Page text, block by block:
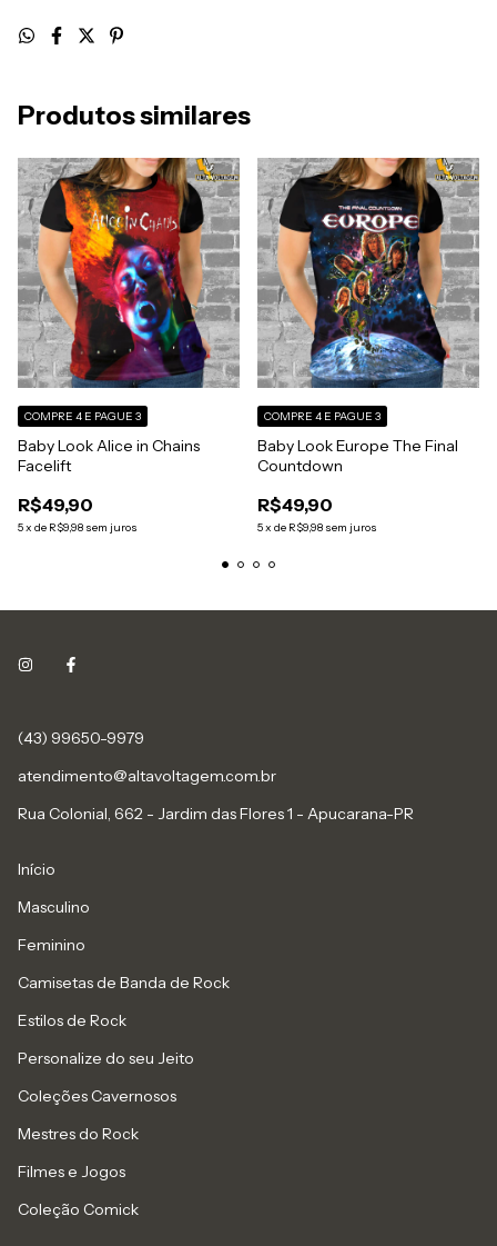
Produtos similares
Baby Look Alice in Chains
Facelift
R$49,90
5x de R$9,98 sem juros
COMPRE 4 E PAGUE 3
Baby Look Europe The Final
Countdown
R$49,90
5x de R$9,98 sem juros
COMPRE 4 E PAGUE 3
(43) 99650-9979
atendimento@altavoltagem.com.br
Rua Colonial, 662 - Jardim das Flores 1 - Apucarana-PR
Início
Masculino
Feminino
Camisetas de Banda de Rock
Estilos de Rock
Personalize do seu Jeito
Coleções Cavernosos
Mestres do Rock
Filmes e Jogos
Coleção Comick